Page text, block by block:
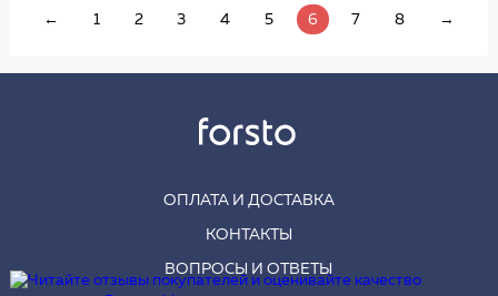
← 1 2 3 4 5 6 7 8 →
ОПЛАТА И ДОСТАВКА
КОНТАКТЫ
ВОПРОСЫ И ОТВЕТЫ